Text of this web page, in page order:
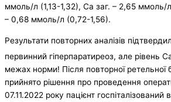
ммоль/л (1,13-1,32), Са заг. – 2,65 ммоль/
– 0,68 ммоль/л (0,72-1,56).
Результати повторних аналізів
первинний гіперпаратиреоз, але рівень
межах норми! Після повторної ретельної
прийнято рішення про проведення
07.11.2022 року пацієнт госпіталізований в